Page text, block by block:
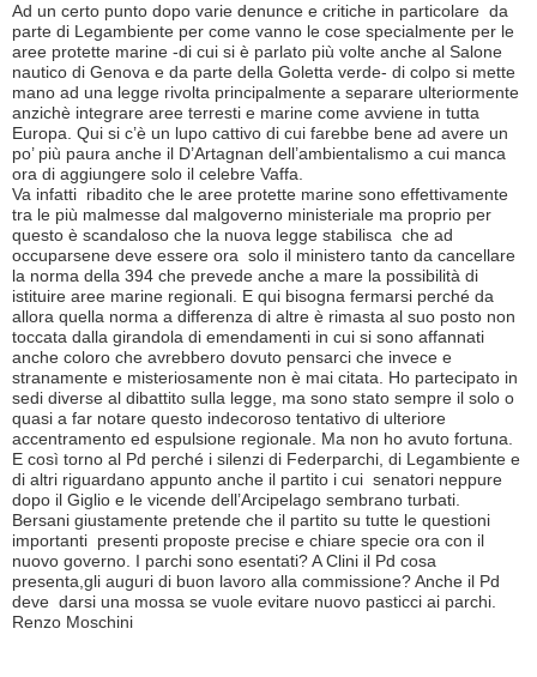
Ad un certo punto dopo varie denunce e critiche in particolare da
parte di Legambiente per come vanno le cose specialmente per le
aree protette marine -di cui si è parlato più volte anche al Salone
nautico di Genova e da parte della Goletta verde- di colpo si mette
mano ad una legge rivolta principalmente a separare ulteriormente
anzichè integrare aree terresti e marine come avviene in tutta
Europa. Qui si c’è un lupo cattivo di cui farebbe bene ad avere un
po’ più paura anche il D’Artagnan dell’ambientalismo a cui manca
ora di aggiungere solo il celebre Vaffa.
Va infatti ribadito che le aree protette marine sono effettivamente
tra le più malmesse dal malgoverno ministeriale ma proprio per
questo è scandaloso che la nuova legge stabilisca che ad
occuparsene deve essere ora solo il ministero tanto da cancellare
la norma della 394 che prevede anche a mare la possibilità di
istituire aree marine regionali. E qui bisogna fermarsi perché da
allora quella norma a differenza di altre è rimasta al suo posto non
toccata dalla girandola di emendamenti in cui si sono affannati
anche coloro che avrebbero dovuto pensarci che invece e
stranamente e misteriosamente non è mai citata. Ho partecipato in
sedi diverse al dibattito sulla legge, ma sono stato sempre il solo o
quasi a far notare questo indecoroso tentativo di ulteriore
accentramento ed espulsione regionale. Ma non ho avuto fortuna.
E così torno al Pd perché i silenzi di Federparchi, di Legambiente e
di altri riguardano appunto anche il partito i cui senatori neppure
dopo il Giglio e le vicende dell’Arcipelago sembrano turbati.
Bersani giustamente pretende che il partito su tutte le questioni
importanti presenti proposte precise e chiare specie ora con il
nuovo governo. I parchi sono esentati? A Clini il Pd cosa
presenta,gli auguri di buon lavoro alla commissione? Anche il Pd
deve darsi una mossa se vuole evitare nuovo pasticci ai parchi.
Renzo Moschini